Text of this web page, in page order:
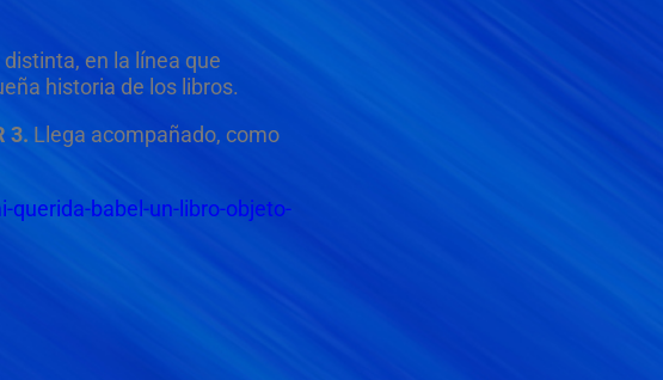
en la línea que
historia de los libros.
3. Llega acompañado, como
babel-un-libro-objeto-